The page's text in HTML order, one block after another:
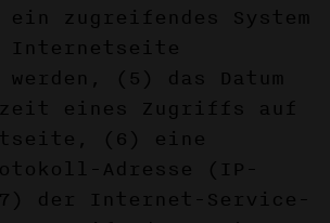
ein zugreifendes System
Internetseite
(5) das Datum
eines Zugriffs auf
(6) eine
Adresse (IP-
der Internet-Service-